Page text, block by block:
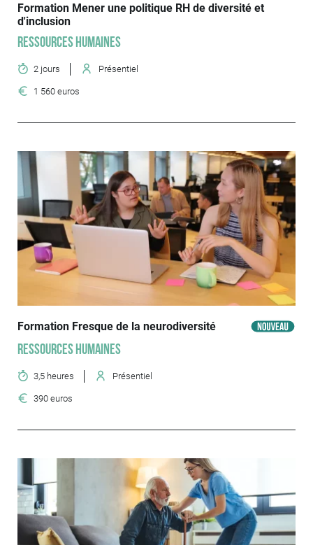
Formation Mener une politique RH de diversité et
d'inclusion
Ressources humaines
2 jours Présentiel
1 560 euros
Formation Fresque de la neurodiversité
Ressources humaines
3,5 heures Présentiel
390 euros